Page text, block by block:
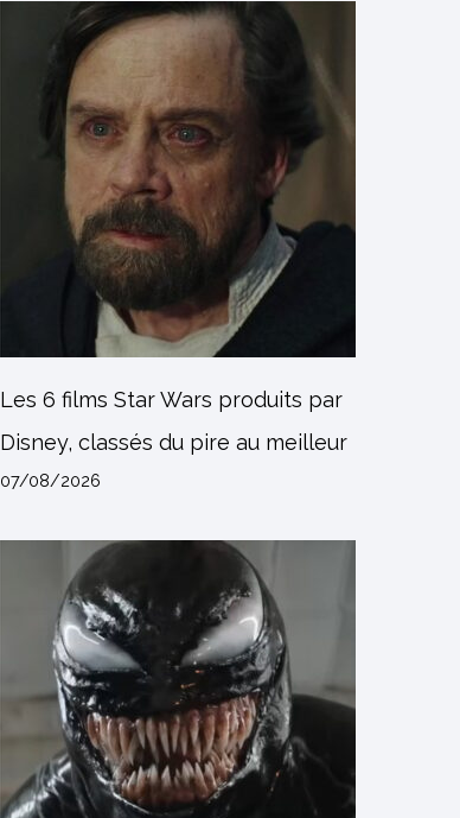
Les 6 films Star Wars produits par
Disney, classés du pire au meilleur
07/08/2026